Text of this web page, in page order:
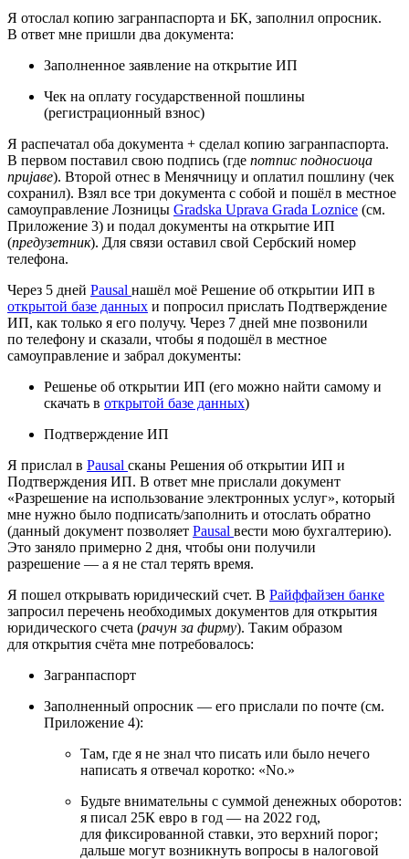
Я отослал копию загранпаспорта и БК, заполнил опросник.
В ответ мне пришли два документа:
Заполненное заявление на открытие ИП
Чек на оплату государственной пошлины
(регистрационный взнос)
Я распечатал оба документа + сделал копию загранпаспорта.
В первом поставил свою подпись (где потпис подносиоца
приjаве). Второй отнес в Менячницу и оплатил пошлину (чек
сохранил). Взял все три документа с собой и пошёл в местное
самоуправление Лозницы Gradska Uprava Grada Loznice (см.
Приложение 3) и подал документы на открытие ИП
(предузетник). Для связи оставил свой Сербский номер
телефона.
Через 5 дней Pausal нашёл моё Решение об открытии ИП в
открытой базе данных и попросил прислать Подтверждение
ИП, как только я его получу. Через 7 дней мне позвонили
по телефону и сказали, чтобы я подошёл в местное
самоуправление и забрал документы:
Решенье об открытии ИП (его можно найти самому и
скачать в открытой базе данных)
Подтверждение ИП
Я прислал в Pausal сканы Решения об открытии ИП и
Подтверждения ИП. В ответ мне прислали документ
«Разрешение на использование электронных услуг», который
мне нужно было подписать/заполнить и отослать обратно
(данный документ позволяет Pausal вести мою бухгалтерию).
Это заняло примерно 2 дня, чтобы они получили
разрешение — а я не стал терять время.
Я пошел открывать юридический счет. В Райффайзен банке
запросил перечень необходимых документов для открытия
юридического счета (рачун за фирму). Таким образом
для открытия счёта мне потребовалось:
Загранпаспорт
Заполненный опросник — его прислали по почте (см.
Приложение 4):
Там, где я не знал что писать или было нечего
написать я отвечал коротко: «No.»
Будьте внимательны с суммой денежных оборотов:
я писал 25К евро в год — на 2022 год,
для фиксированной ставки, это верхний порог;
дальше могут возникнуть вопросы в налоговой